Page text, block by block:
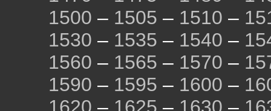
1500 – 1505 – 1510 –
1530 – 1535 – 1540 –
1560 – 1565 – 1570 –
1590 – 1595 – 1600 –